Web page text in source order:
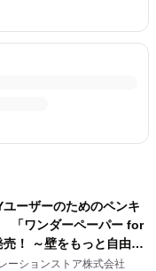
ユーザーのためのペンキ
「ワンダーペーパー for
売！ ～壁をもっと自由
塗って・傷も直せて・剥
ーションストア株式会社